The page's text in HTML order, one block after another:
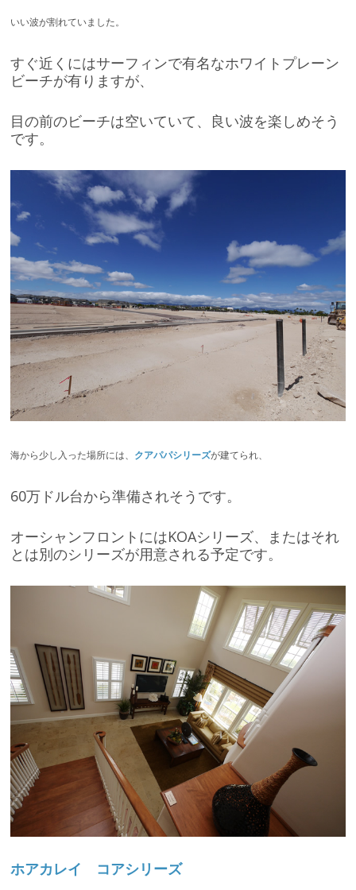
いい波が割れていました。
すぐ近くにはサーフィンで有名なホワイトプレーン
ビーチが有りますが、
目の前のビーチは空いていて、良い波を楽しめそう
です。
海から少し入った場所には、 クアパパシリーズが建てられ、
60万ドル台から準備されそうです。
オーシャンフロントにはKOAシリーズ、またはそれ
とは別のシリーズが用意される予定です。
ホアカレイ コアシリーズ